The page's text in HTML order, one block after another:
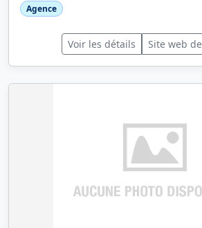
Agence
Voir les détails Site web